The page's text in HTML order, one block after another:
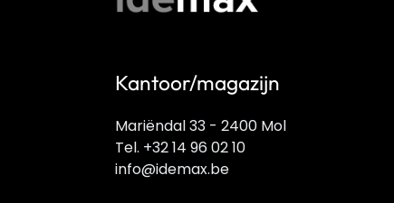
Kantoor/magazijn
Mariëndal 33 - 2400 Mol
Tel. +32 14 96 02 10
info@idemax.be